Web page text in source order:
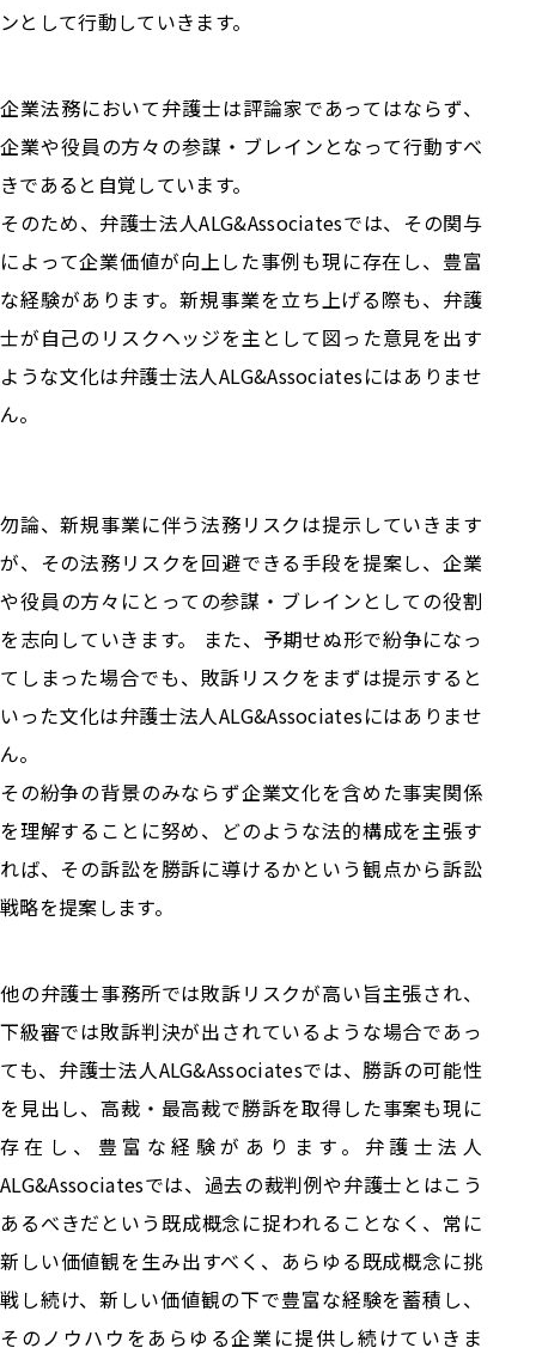
ンとして行動していきます。
企業法務において弁護士は評論家であってはならず、
企業や役員の方々の参謀・ブレインとなって行動すべ
きであると自覚しています。
そのため、弁護士法人ALG&Associatesでは、その関与
によって企業価値が向上した事例も現に存在し、豊富
な経験があります。新規事業を立ち上げる際も、弁護
士が自己のリスクヘッジを主として図った意見を出す
ような文化は弁護士法人ALG&Associatesにはありませ
ん。
勿論、新規事業に伴う法務リスクは提示していきます
が、その法務リスクを回避できる手段を提案し、企業
や役員の方々にとっての参謀・ブレインとしての役割
を志向していきます。 また、予期せぬ形で紛争になっ
てしまった場合でも、敗訴リスクをまずは提示すると
いった文化は弁護士法人ALG&Associatesにはありませ
ん。
その紛争の背景のみならず企業文化を含めた事実関係
を理解することに努め、どのような法的構成を主張す
れば、その訴訟を勝訴に導けるかという観点から訴訟
戦略を提案します。
他の弁護士事務所では敗訴リスクが高い旨主張され、
下級審では敗訴判決が出されているような場合であっ
ても、弁護士法人ALG&Associatesでは、勝訴の可能性
を見出し、高裁・最高裁で勝訴を取得した事案も現に
存在し、豊富な経験があります。弁護士法人
ALG&Associatesでは、過去の裁判例や弁護士とはこう
あるべきだという既成概念に捉われることなく、常に
新しい価値観を生み出すべく、あらゆる既成概念に挑
戦し続け、新しい価値観の下で豊富な経験を蓄積し、
そのノウハウをあらゆる企業に提供し続けていきま